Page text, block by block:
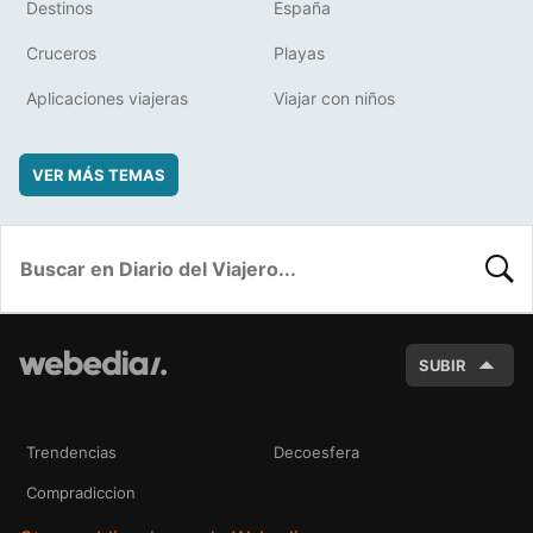
Destinos España
Cruceros Playas
Aplicaciones viajeras Viajar con niños
VER MÁS TEMAS
SUBIR
Trendencias Decoesfera
Compradiccion